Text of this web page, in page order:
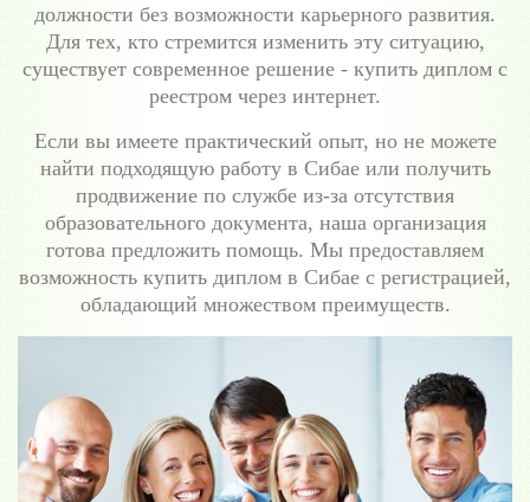
должности без возможности карьерного развития.
Для тех, кто стремится изменить эту ситуацию,
существует современное решение - купить диплом с
реестром через интернет.
Если вы имеете практический опыт, но не можете
найти подходящую работу в Сибае или получить
продвижение по службе из-за отсутствия
образовательного документа, наша организация
готова предложить помощь. Мы предоставляем
возможность купить диплом в Сибае с регистрацией,
обладающий множеством преимуществ.